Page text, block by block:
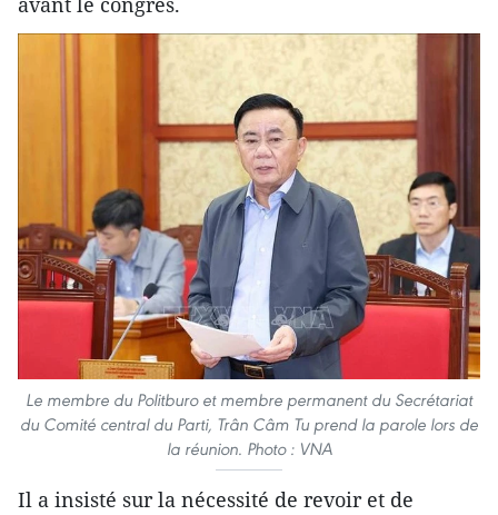
Le membre du Politburo et membre permanent du Secrétariat
du Comité central du Parti, Trân Câm Tu prend la parole lors de
la réunion. Photo : VNA
Il a insisté sur la nécessité de revoir et de